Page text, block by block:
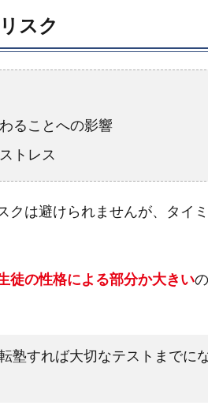
スク
ることへの影響
トレス
クは避けられませんが、タイ
徒の性格による部分か大きい
塾すれば大切なテストまでに